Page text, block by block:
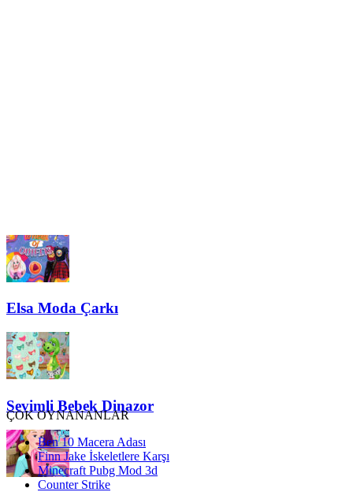
Elsa Moda Çarkı
Sevimli Bebek Dinazor
ÇOK OYNANANLAR
Ben 10 Macera Adası
Finn Jake İskeletlere Karşı
Minecraft Pubg Mod 3d
Counter Strike